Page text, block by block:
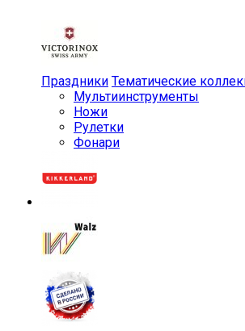
Праздники Тематические
Мульти­инструменты
Ножи
Рулетки
Фонари